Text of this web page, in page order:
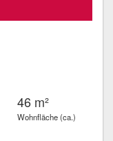
46 m²
Wohnfläche (ca.)